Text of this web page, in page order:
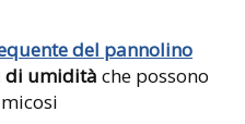
del pannolino
di umidità che possono